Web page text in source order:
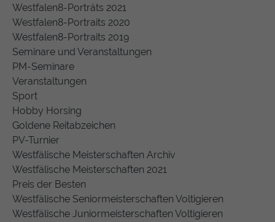
Westfalen8-Porträts 2021
Westfalen8-Portraits 2020
Westfalen8-Portraits 2019
Seminare und Veranstaltungen
PM-Seminare
Veranstaltungen
Sport
Hobby Horsing
Goldene Reitabzeichen
PV-Turnier
Westfälische Meisterschaften Archiv
Westfälische Meisterschaften 2021
Preis der Besten
Westfälische Seniormeisterschaften Voltigieren
Westfälische Juniormeisterschaften Voltigieren